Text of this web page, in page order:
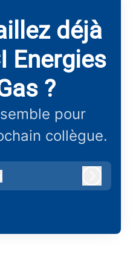
déjà
Energies
?
pour
collègue.